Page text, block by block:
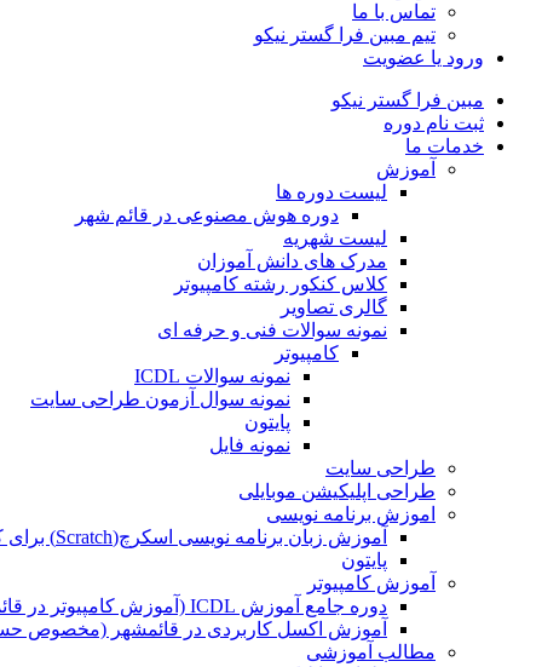
تماس با ما
تیم مبین فرا گستر نیکو
ورود یا عضویت
مبین فرا گستر نیکو
ثبت نام دوره
خدمات ما
آموزش
لیست دوره ها
دوره هوش مصنوعی در قائم شهر
لیست شهریه
مدرک های دانش آموزان
کلاس کنکور رشته کامپیوتر
گالری تصاویر
نمونه سوالات فنی و حرفه ای
کامپیوتر
نمونه سوالات ICDL
نمونه سوال آزمون طراحی سایت
پایتون
نمونه فایل
طراحی سایت
طراحی اپلیکیشن موبایلی
اموزش برنامه نویسی
آموزش زبان برنامه نویسی اسکرچ(Scratch) برای کودکان
پایتون
آموزش کامپیوتر
دوره جامع آموزش ICDL (آموزش کامپیوتر در قائمشهر)
آموزش اکسل کاربردی در قائمشهر (مخصوص
مطالب آموزشی